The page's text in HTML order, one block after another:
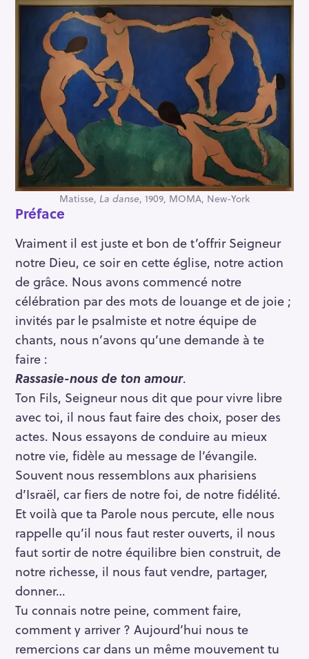
Matisse, La danse, 1909, MOMA, New-York
Préface
Vraiment il est juste et bon de t’offrir Seigneur
notre Dieu, ce soir en cette église, notre action
de grâce. Nous avons commencé notre
célébration par des mots de louange et de joie ;
invités par le psalmiste et notre équipe de
chants, nous n’avons qu’une demande à te
faire :
Rassasie-nous de ton amour.
Ton Fils, Seigneur nous dit que pour vivre libre
avec toi, il nous faut faire des choix, poser des
actes. Nous essayons de conduire au mieux
notre vie, fidèle au message de l’évangile.
Souvent nous ressemblons aux pharisiens
d’Israël, car fiers de notre foi, de notre fidélité.
Et voilà que ta Parole nous percute, elle nous
rappelle qu’il nous faut rester ouverts, il nous
faut sortir de notre équilibre bien construit, de
notre richesse, il nous faut vendre, partager,
donner…
Tu connais notre peine, comment faire,
comment y arriver ? Aujourd’hui nous te
remercions car dans un même mouvement tu